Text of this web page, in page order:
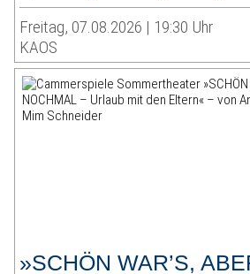
Freitag, 07.08.2026 | 19:30 Uhr
KAOS
»SCHÖN WAR’S,